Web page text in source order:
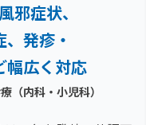
邪症状、
発疹・
幅広く対応
（内科・小児科）